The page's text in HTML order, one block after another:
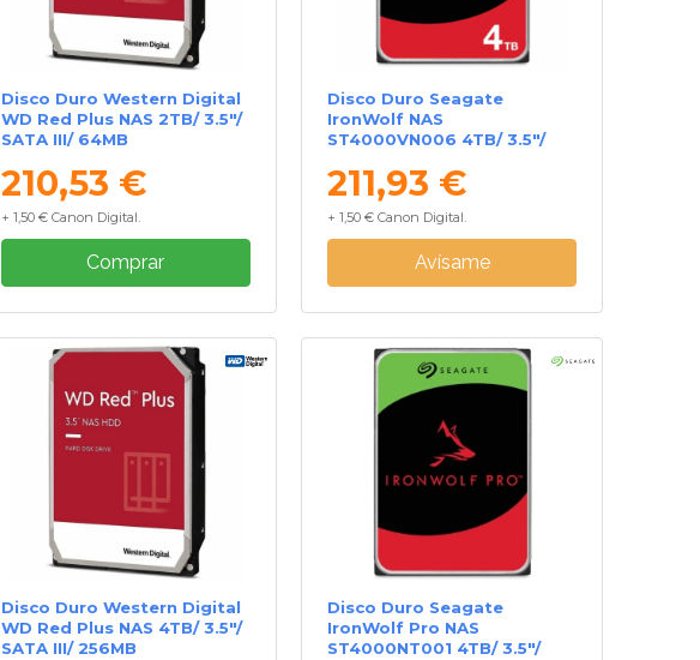
Disco Duro Western Digital
WD Red Plus NAS 2TB/ 3.5"/
SATA III/ 64MB
210,53 €
+ 1,50 € Canon Digital.
Comprar
Disco Duro Seagate
IronWolf NAS
ST4000VN006 4TB/ 3.5"/
211,93 €
+ 1,50 € Canon Digital.
Avísame
Disco Duro Western Digital
WD Red Plus NAS 4TB/ 3.5"/
SATA III/ 256MB
Disco Duro Seagate
IronWolf Pro NAS
ST4000NT001 4TB/ 3.5"/